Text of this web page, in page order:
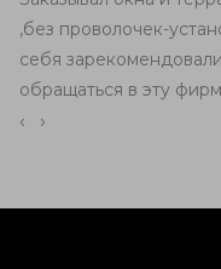
,без проволочек-
себя
обращаться в эту
‹ ›